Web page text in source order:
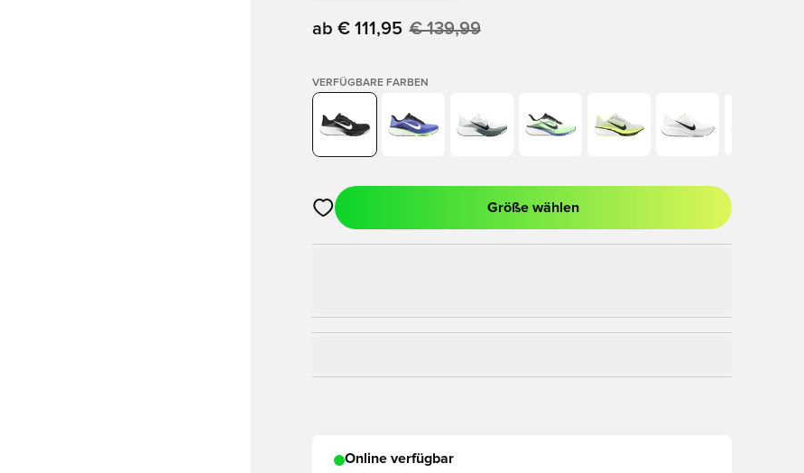
ab € 111,95 € 139,99
VERFÜGBARE FARBEN
Öffnet ein Fenster zum Anmelden oder Registrieren als Mitglied
Größe wählen
Online verfügbar